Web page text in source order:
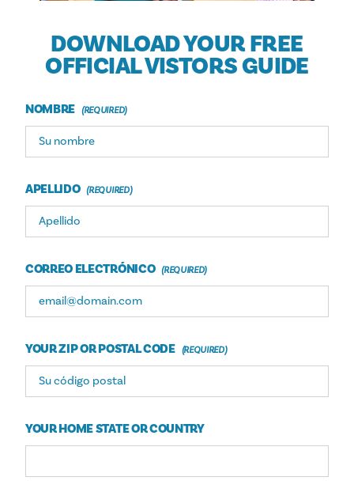
DOWNLOAD YOUR FREE
OFFICIAL VISTORS GUIDE
NOMBRE
APELLIDO
CORREO ELECTRÓNICO
YOUR ZIP OR POSTAL CODE
YOUR HOME STATE OR COUNTRY